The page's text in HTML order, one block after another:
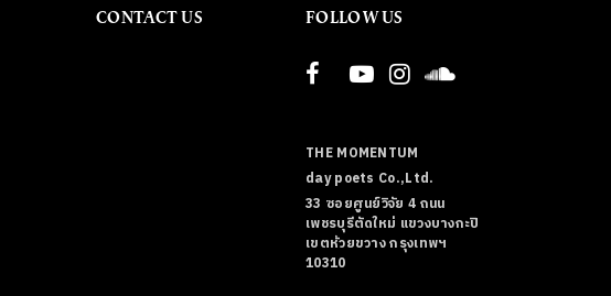
CONTACT US FOLLOW US
THE MOMENTUM
day poets Co.,Ltd.
33 ซอยศูนย์วิจัย 4 ถนน
เพชรบุรีตัดใหม่ แขวงบางกะปิ
เขตห้วยขวาง กรุงเทพฯ
10310